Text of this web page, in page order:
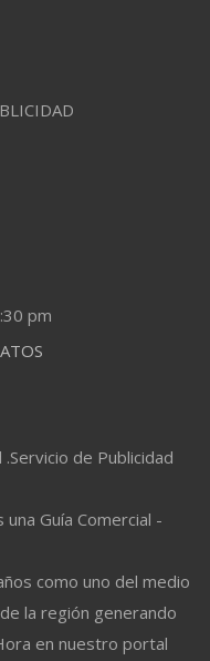
pm
de Publicidad
Guía Comercial -
como uno del medio
la región generando
en nuestro portal